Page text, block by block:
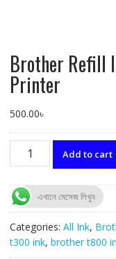
Brother Refill
Printer
500.00৳
Brother
Refill
for
Inkjet
and
Ink
Tank
Add to cart
এখানে মেসেজ লিখুন
Categories: All Ink,
t300 ink, brother t800